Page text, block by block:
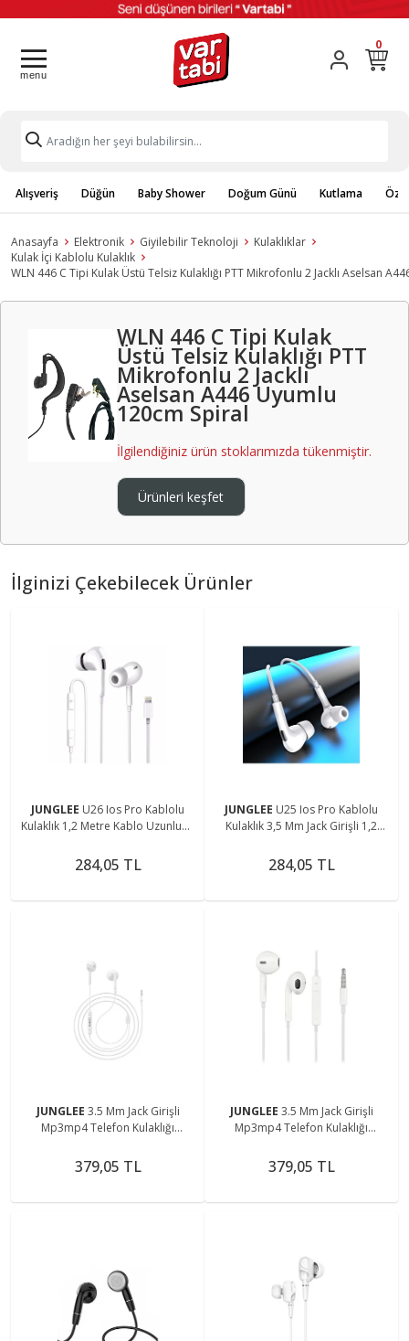
0
Alışveriş Düğün Baby Shower Doğum Günü Kutlama
Anasayfa Elektronik Giyilebilir Teknoloji
Kulaklıklar
Kulak İçi Kablolu Kulaklık
WLN 446 C Tipi Kulak Üstü Telsiz Kulaklığı PTT Mikrofonlu 2 Jacklı Aselsan
WLN 446 C Tipi Kulak
Üstü Telsiz Kulaklığı PTT
Mikrofonlu 2 Jacklı
Aselsan A446 Uyumlu
120cm Spiral
İlgilendiğiniz ürün stoklarımızda tükenmiştir.
Ürünleri keşfet
İlginizi Çekebilecek Ürünler
JUNGLEE U26 Ios Pro Kablolu
Kulaklık 1,2 Metre Kablo Uzunluğu
284,05 TL
JUNGLEE U25 Ios Pro Kablolu
Kulaklık 3,5 Mm Jack Girişli 1,2
Android Uyum Rz-035
284,05 TL
JUNGLEE 3.5 Mm Jack Girişli
Mp3mp4 Telefon Kulaklığı
379,05 TL
JUNGLEE 3.5 Mm Jack Girişli
Mp3mp4 Telefon Kulaklığı
379,05 TL